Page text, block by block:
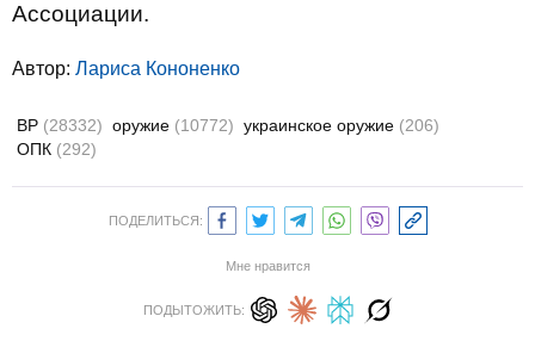
Ассоциации.
Автор: Лариса Кононенко
ВР (28332) оружие (10772) украинское оружие (206)
ОПК (292)
ПОДЕЛИТЬСЯ:
Мне нравится
ПОДЫТОЖИТЬ: